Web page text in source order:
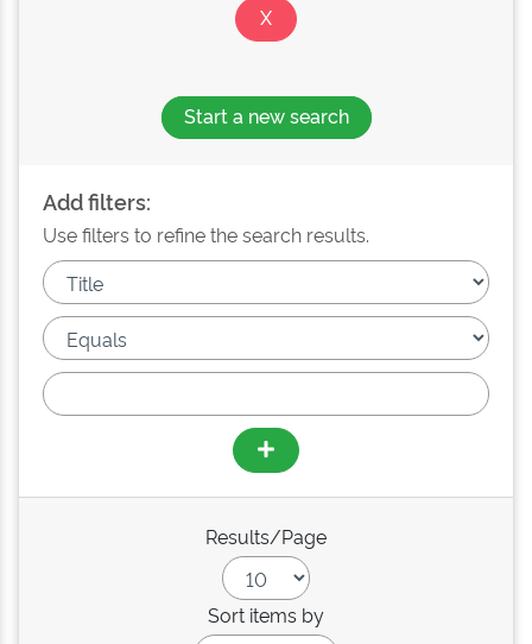
Start a new search
Add filters:
Use filters to refine the search results.
Results/Page
Sort items by